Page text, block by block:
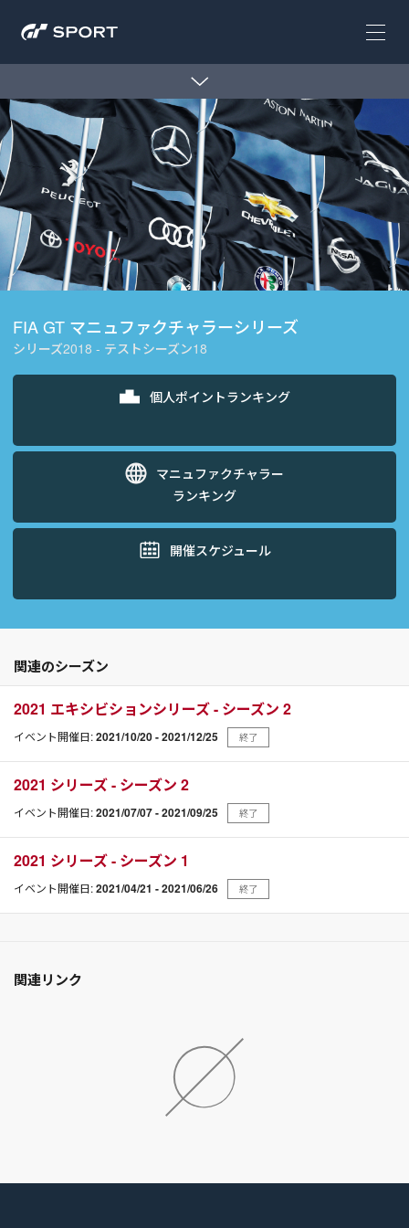
FIA GT マニュファクチャラーシリーズ
シリーズ2018 - テストシーズン18
個人ポイントランキング
マニュファクチャラー
ランキング
開催スケジュール
関連のシーズン
2021 エキシビションシリーズ - シーズン 2
イベント開催日:2021/10/20 - 2021/12/25 終了
2021 シリーズ - シーズン 2
イベント開催日:2021/07/07 - 2021/09/25 終了
2021 シリーズ - シーズン 1
イベント開催日:2021/04/21 - 2021/06/26 終了
関連リンク